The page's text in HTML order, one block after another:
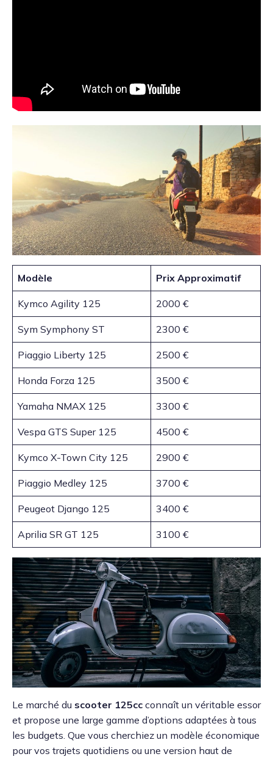
Modèle Prix Approximatif
Kymco Agility 125 2000 €
Sym Symphony ST 2300 €
Piaggio Liberty 125 2500 €
Honda Forza 125 3500 €
Yamaha NMAX 125 3300 €
Vespa GTS Super 125 4500 €
Kymco X-Town City 125 2900 €
Piaggio Medley 125 3700 €
Peugeot Django 125 3400 €
Aprilia SR GT 125 3100 €
Le marché du scooter 125cc connaît un véritable essor
et propose une large gamme d’options adaptées à tous
les budgets. Que vous cherchiez un modèle économique
pour vos trajets quotidiens ou une version haut de